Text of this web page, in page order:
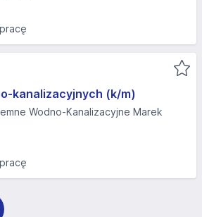
kanalizacyjnych (k/m)
Wodno-Kanalizacyjne Marek